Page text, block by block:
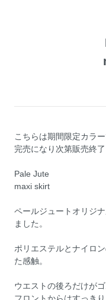
こちらは期間限定カラ
完売になり次第販売終了
Pale Jute
maxi skirt
ペールジュートオリジ
ました。
ポリエステルとナイロ
た感触。
ウエストの後ろだけが
フロントからはすっきり